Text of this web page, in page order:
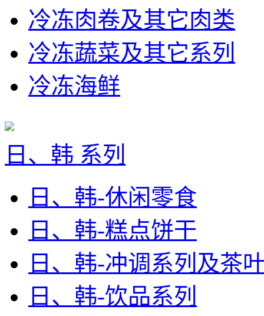
冷冻肉卷及其它肉类
冷冻蔬菜及其它系列
冷冻海鲜
日、韩 系列
日、韩-休闲零食
日、韩-糕点饼干
日、韩-冲调系列及茶
日、韩-饮品系列